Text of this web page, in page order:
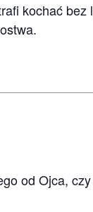
kochać
od Ojca,